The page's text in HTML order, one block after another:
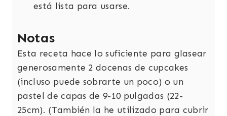
está lista para usarse.
Notas
Esta receta hace lo suficiente para glasear
generosamente 2 docenas de cupcakes
(incluso puede sobrarte un poco) o un
pastel de capas de 9-10 pulgadas (22-
25cm). (También la he utilizado para cubrir